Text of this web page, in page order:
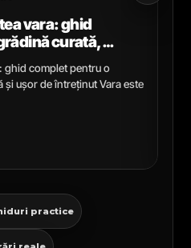
vara: ghid
curată,
întreținut
ghid complet pentru o
și ușor de întreținut Vara este
practice